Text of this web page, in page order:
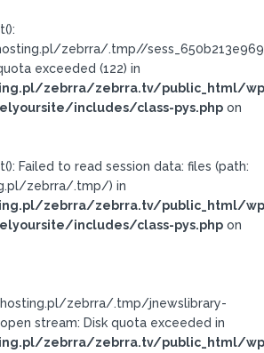
zebrra/.tmp//
exceeded (122) in
zebrra/zebrra.tv/public_html/
includes/class-pys.php on
Failed to read session data: files (path:
zebrra/.tmp/) in
zebrra/zebrra.tv/public_html/
includes/class-pys.php on
zebrra/.tmp/jnewslibrary-
stream: Disk quota exceeded in
zebrra/zebrra.tv/public_html/